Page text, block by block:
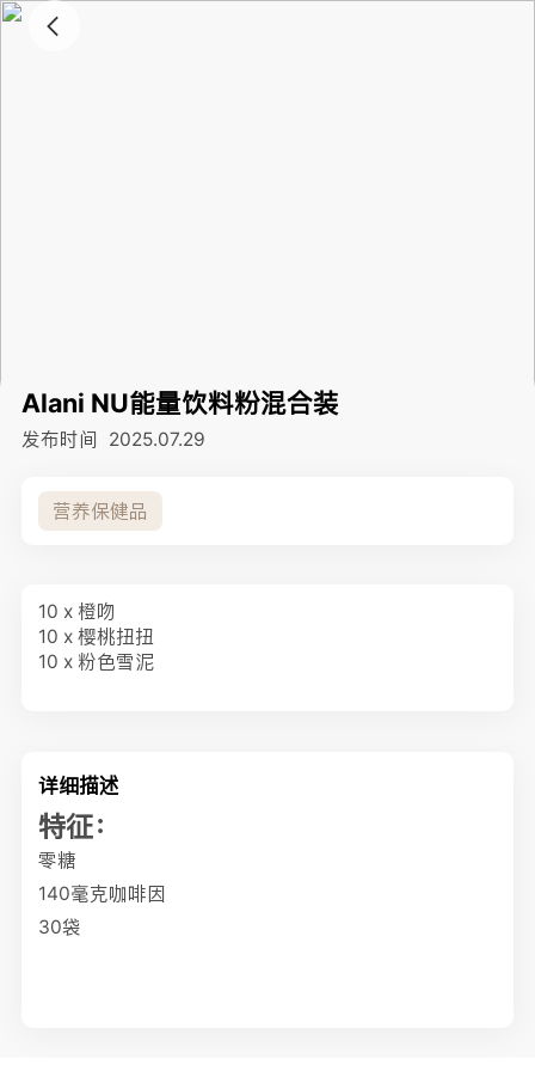
Alani NU能量饮料粉混合装
发布时间 2025.07.29
营养保健品
10 x 橙吻
10 x 樱桃扭扭
10 x 粉色雪泥
详细描述
特征：
零糖
140毫克咖啡因
30袋